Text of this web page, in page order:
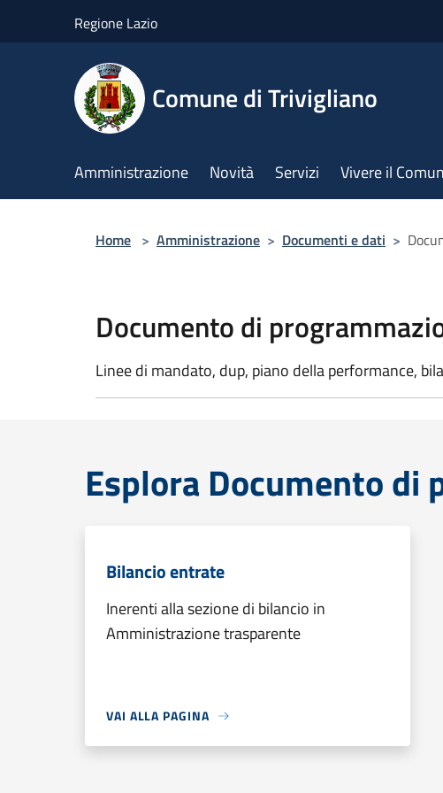
Regione Lazio
Comune di Trivigliano
Amministrazione Novità Servizi Vivere il
Home > Amministrazione > Documenti e dati >
Documento di
Linee di mandato, dup, piano della performance,
Esplora Documento di
Bilancio entrate
Inerenti alla sezione di bilancio in
Amministrazione trasparente
VAI ALLA PAGINA